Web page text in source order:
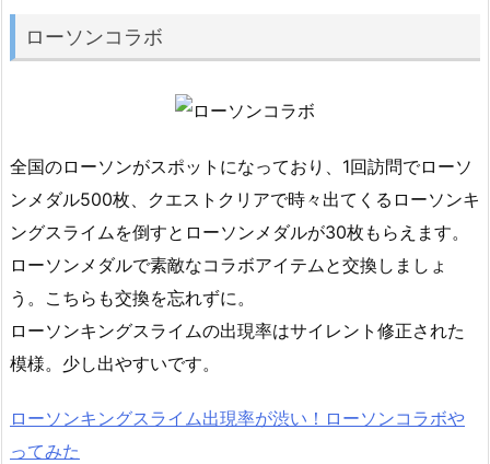
ローソンコラボ
全国のローソンがスポットになっており、1回訪問でローソ
ンメダル500枚、クエストクリアで時々出てくるローソンキ
ングスライムを倒すとローソンメダルが30枚もらえます。
ローソンメダルで素敵なコラボアイテムと交換しましょ
う。こちらも交換を忘れずに。
ローソンキングスライムの出現率はサイレント修正された
模様。少し出やすいです。
ローソンキングスライム出現率が渋い！ローソンコラボや
ってみた